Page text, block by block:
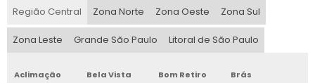
Região Central Zona Norte Zona Oeste Zona Sul
Zona Leste Grande São Paulo Litoral de São Paulo
Aclimação Bela Vista Bom Retiro
Brás